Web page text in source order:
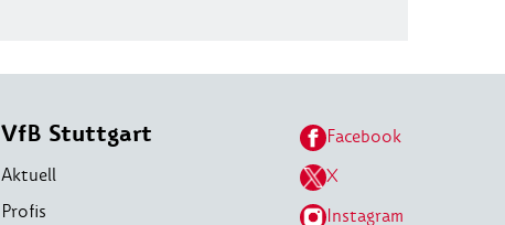
VfB Stuttgart
Aktuell
Profis
Facebook
X
Instagram